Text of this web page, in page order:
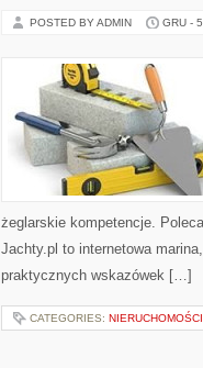
POSTED BY ADMIN GRU -
żeglarskie kompetencje.
Jachty.pl to internetowa
praktycznych wskazówek […]
CATEGORIES: NIERUCHOMOŚCI